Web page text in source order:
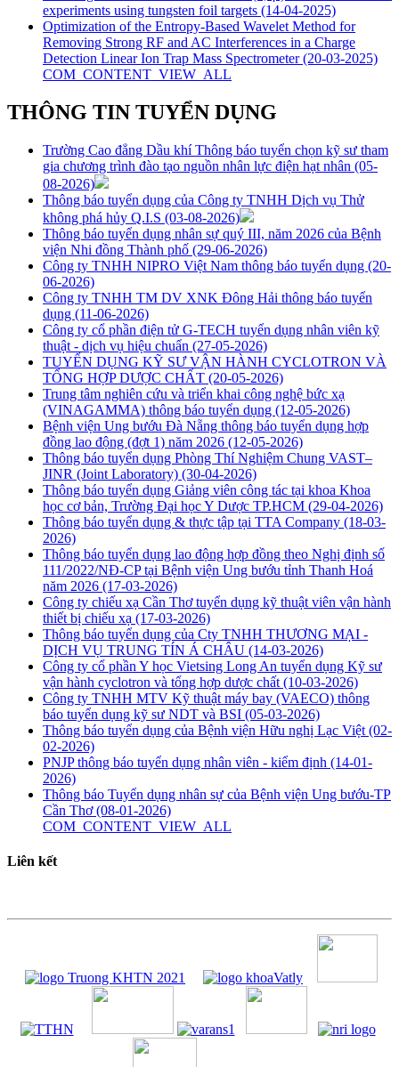
experiments using tungsten foil targets (14-04-2025)
Optimization of the Entropy-Based Wavelet Method for
Removing Strong RF and AC Interferences in a Charge
Detection Linear Ion Trap Mass Spectrometer(20-03-2025)
COM_CONTENT_VIEW_ALL
THÔNG TIN TUYỂN DỤNG
Trường Cao đẳng Dầu khí Thông báo tuyển chọn kỹ sư tham
gia chương trình đào tạo nguồn nhân lực điện hạt nhân (05-
08-2026)
Thông báo tuyển dụng của Công ty TNHH Dịch vụ Thử
không phá hủy Q.I.S (03-08-2026)
Thông báo tuyển dụng nhân sự quý III, năm 2026 của Bệnh
viện Nhi đồng Thành phố (29-06-2026)
Công ty TNHH NIPRO Việt Nam thông báo tuyển dụng (20-
06-2026)
Công ty TNHH TM DV XNK Đông Hải thông báo tuyển
dụng (11-06-2026)
Công ty cổ phần điện tử G-TECH tuyển dụng nhân viên kỹ
thuật - dịch vụ hiệu chuẩn (27-05-2026)
TUYỂN DỤNG KỸ SƯ VẬN HÀNH CYCLOTRON VÀ
TỔNG HỢP DƯỢC CHẤT (20-05-2026)
Trung tâm nghiên cứu và triển khai công nghệ bức xạ
(VINAGAMMA) thông báo tuyển dụng (12-05-2026)
Bệnh viện Ung bướu Đà Nẵng thông báo tuyển dụng hợp
đồng lao động (đợt 1) năm 2026 (12-05-2026)
Thông báo tuyển dụng Phòng Thí Nghiệm Chung VAST–
JINR (Joint Laboratory) (30-04-2026)
Thông báo tuyển dụng Giảng viên công tác tại khoa Khoa
học cơ bản, Trường Đại học Y Dược TP.HCM (29-04-2026)
Thông báo tuyển dụng & thực tập tại TTA Company (18-03-
2026)
Thông báo tuyển dụng lao động hợp đồng theo Nghị định số
111/2022/NĐ-CP tại Bệnh viện Ung bướu tỉnh Thanh Hoá
năm 2026 (17-03-2026)
Công ty chiếu xạ Cần Thơ tuyển dụng kỹ thuật viên vận hành
thiết bị chiếu xạ (17-03-2026)
Thông báo tuyển dụng của Cty TNHH THƯƠNG MẠI -
DỊCH VỤ TRUNG TÍN Á CHÂU (14-03-2026)
Công ty cổ phần Y học Vietsing Long An tuyển dụng Kỹ sư
vận hành cyclotron và tổng hợp dược chất (10-03-2026)
Công ty TNHH MTV Kỹ thuật máy bay (VAECO) thông
báo tuyển dụng kỹ sư NDT và BSI (05-03-2026)
Thông báo tuyển dụng của Bệnh viện Hữu nghị Lạc Việt (02-
02-2026)
PNJP thông báo tuyển dụng nhân viên - kiểm định (14-01-
2026)
Thông báo Tuyển dụng nhân sự của Bệnh viện Ung bướu-TP
Cần Thơ(08-01-2026)
COM_CONTENT_VIEW_ALL
Liên kết